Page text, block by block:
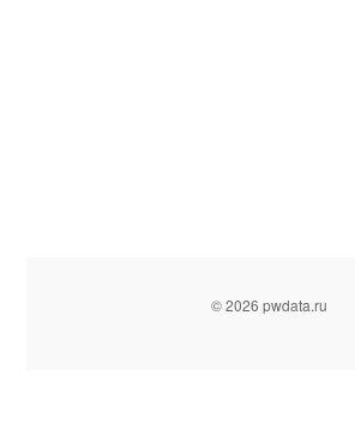
© 2026 pwdata.ru